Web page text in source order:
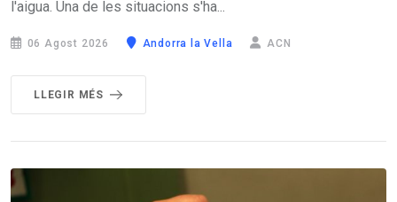
l'aigua. Una de les situacions s'ha...
06 Agost 2026 Andorra la Vella ACN
LLEGIR MÉS